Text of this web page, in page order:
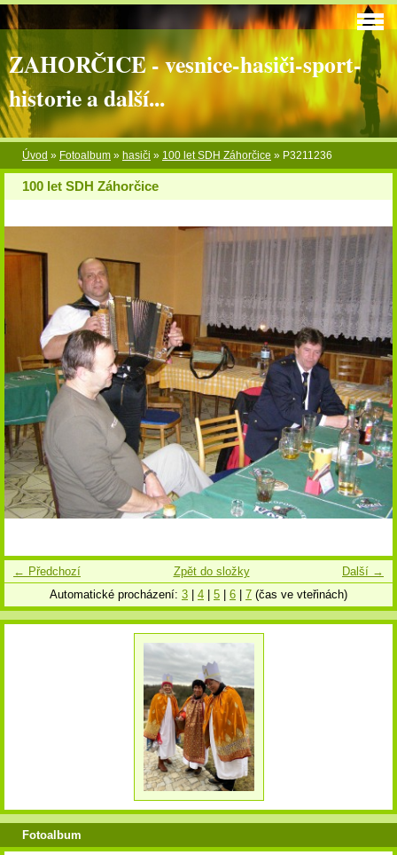
ZAHORČICE - vesnice-hasiči-sport-
historie a další...
Úvod » Fotoalbum » hasiči » 100 let SDH Záhorčice » P3211236
100 let SDH Záhorčice
← Předchozí Další →
Zpět do složky
Automatické procházení: 3 4 5 6 7 (čas ve vteřinách)
Fotoalbum